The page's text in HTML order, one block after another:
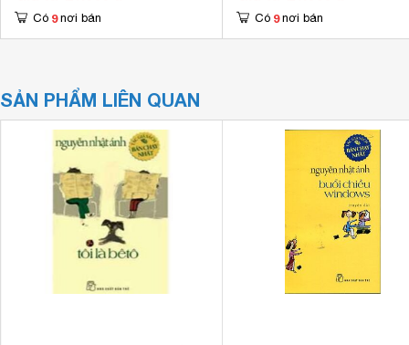
Có 9 nơi bán Có 9 nơi bán
SẢN PHẨM LIÊN QUAN